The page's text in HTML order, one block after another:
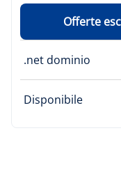
Offerte
.net dominio
Disponibile